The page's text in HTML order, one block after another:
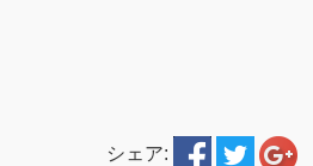
シェア: